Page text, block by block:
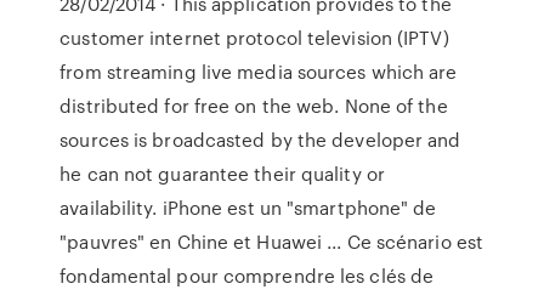
customer internet protocol television (IPTV)
from streaming live media sources which are
distributed for free on the web. None of the
sources is broadcasted by the developer and
he can not guarantee their quality or
availability. iPhone est un "smartphone" de
"pauvres" en Chine et Huawei ... Ce scénario est
fondamental pour comprendre les clés de